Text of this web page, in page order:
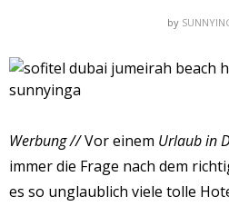
by
Werbung //Vor einem Urlaub in
immer die Frage nach dem
es so unglaublich viele tolle